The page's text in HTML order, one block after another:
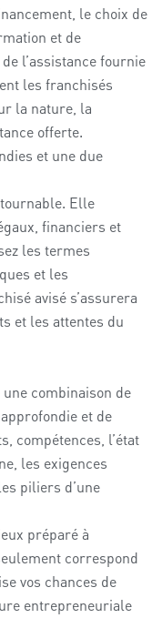
le choix de
et de
l’assistance fournie
les franchisés
la nature, la
offerte.
et une due
Elle
financiers et
les termes
et les
avisé s’assurera
et les attentes du
combinaison de
et de
compétences, l’état
les exigences
piliers d’une
préparé à
correspond
vos chances de
entrepreneuriale